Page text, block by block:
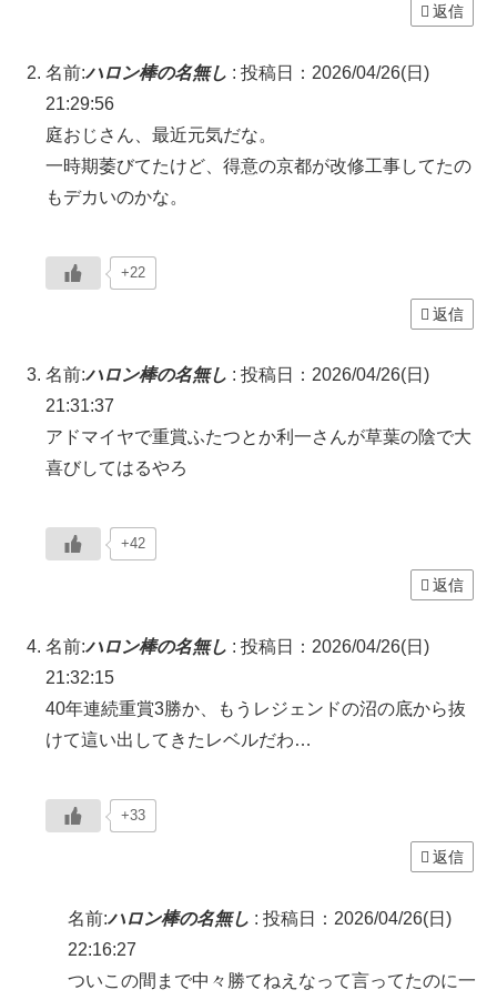
返信
名前:ハロン棒の名無し : 投稿日：2026/04/26(日)
21:29:56
庭おじさん、最近元気だな。
一時期萎びてたけど、得意の京都が改修工事してたの
もデカいのかな。
+22
返信
名前:ハロン棒の名無し : 投稿日：2026/04/26(日)
21:31:37
アドマイヤで重賞ふたつとか利一さんが草葉の陰で大
喜びしてはるやろ
+42
返信
名前:ハロン棒の名無し : 投稿日：2026/04/26(日)
21:32:15
40年連続重賞3勝か、もうレジェンドの沼の底から抜
けて這い出してきたレベルだわ…
+33
返信
名前:ハロン棒の名無し : 投稿日：2026/04/26(日)
22:16:27
ついこの間まで中々勝てねえなって言ってたのに一